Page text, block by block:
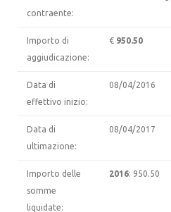
contraente:
Importo di
aggiudicazione:
€ 950.50
Data di
effettivo inizio:
08/04/2016
Data di
ultimazione:
08/04/2017
Importo delle
somme
liquidate:
2016: 950.50